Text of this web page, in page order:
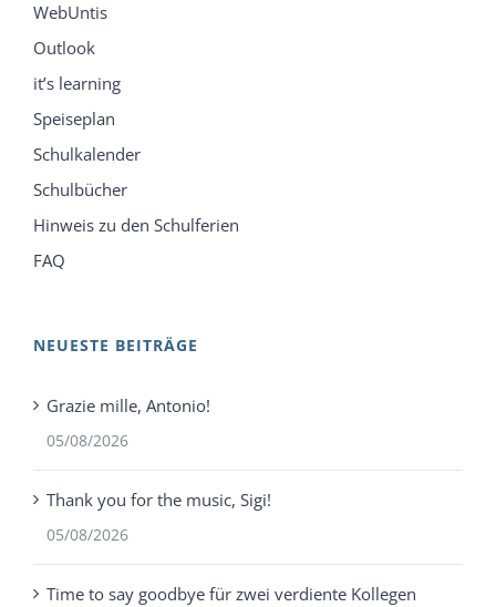
WebUntis
Outlook
it’s learning
Speiseplan
Schulkalender
Schulbücher
Hinweis zu den Schulferien
FAQ
NEUESTE BEITRÄGE
Grazie mille, Antonio!
05/08/2026
Thank you for the music, Sigi!
05/08/2026
Time to say goodbye für zwei verdiente Kollegen